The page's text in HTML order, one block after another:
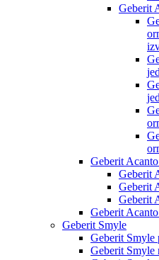
Geberit
Geberit
Geberit
Geberit
Geberit
Geberit
Geberit Smyle
Geberit Smyle
Geberit Smyle